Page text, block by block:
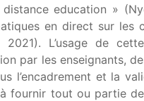
distance education »
en direct sur les
2021). L’usage de
par les enseignants,
l’encadrement et la
fournir tout ou partie